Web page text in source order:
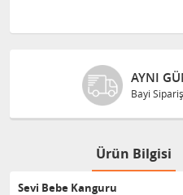
AYNI
Bayi
Ürün Bilgisi
Sevi Bebe Kanguru